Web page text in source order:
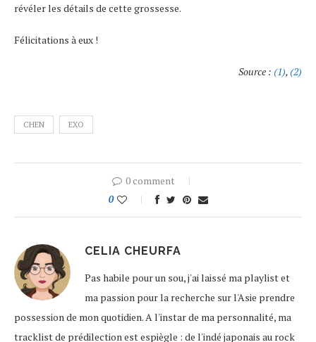
révéler les détails de cette grossesse.
Félicitations à eux !
Source : (1),(2)
CHEN EXO
0 comment
0
CELIA CHEURFA
Pas habile pour un sou, j'ai laissé ma playlist et
ma passion pour la recherche sur l'Asie prendre
possession de mon quotidien. A l'instar de ma personnalité, ma
tracklist de prédilection est espiègle : de l'indé japonais au rock